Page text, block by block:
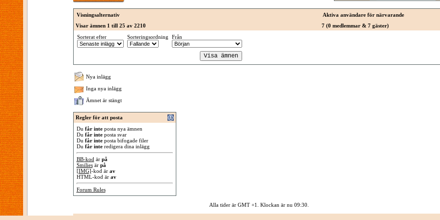
Visningsalternativ
Aktiva användare för närvarande
Visar ämnen 1 till 25 av 2210
7 (0 medlemmar & 7 gäster)
Sorterat efter
Sorteringsordning Från
Nya inlägg
Inga nya inlägg
Ämnet är stängt
Regler för att posta
Du får inteposta nya ämnen
Du får inteposta svar
Du får inteposta bifogade filer
Du får interedigera dina inlägg
BB-kod är på
Smiliesär på
[IMG]-kod är av
HTML-kod är av
Forum Rules
Alla tider är GMT +1. Klockan är nu 09:30